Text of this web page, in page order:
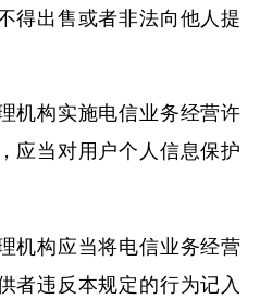
得出售或者非法向他人提
构实施电信业务经营许
应当对用户个人信息保护
构应当将电信业务经营
者违反本规定的行为记入